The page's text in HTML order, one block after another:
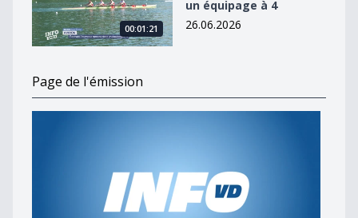
00:01:21
un équipage à 4
26.06.2026
Page de l'émission